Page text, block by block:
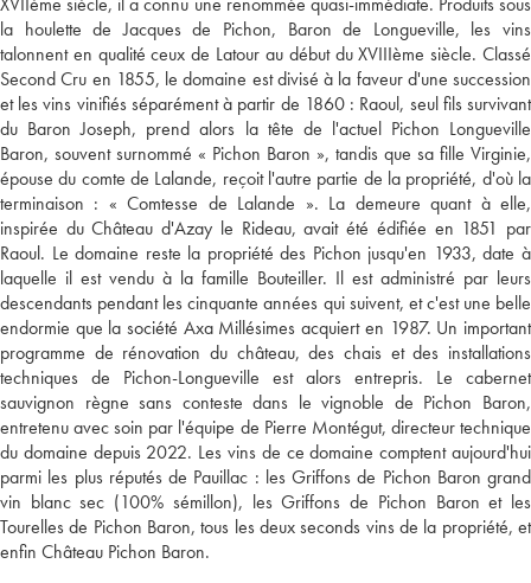
la houlette de Jacques de Pichon, Baron de Longueville, les vins
talonnent en qualité ceux de Latour au début du XVIIIème siècle. Classé
Second Cru en 1855, le domaine est divisé à la faveur d'une succession
et les vins vinifiés séparément à partir de 1860 : Raoul, seul fils survivant
du Baron Joseph, prend alors la tête de l'actuel Pichon Longueville
Baron, souvent surnommé « Pichon Baron », tandis que sa fille Virginie,
épouse du comte de Lalande, reçoit l'autre partie de la propriété, d'où la
terminaison : « Comtesse de Lalande ». La demeure quant à elle,
inspirée du Château d'Azay le Rideau, avait été édifiée en 1851 par
Raoul. Le domaine reste la propriété des Pichon jusqu'en 1933, date à
laquelle il est vendu à la famille Bouteiller. Il est administré par leurs
descendants pendant les cinquante années qui suivent, et c'est une belle
endormie que la société Axa Millésimes acquiert en 1987. Un important
programme de rénovation du château, des chais et des installations
techniques de Pichon-Longueville est alors entrepris. Le cabernet
sauvignon règne sans conteste dans le vignoble de Pichon Baron,
entretenu avec soin par l'équipe de Pierre Montégut, directeur technique
du domaine depuis 2022. Les vins de ce domaine comptent aujourd'hui
parmi les plus réputés de Pauillac : les Griffons de Pichon Baron grand
vin blanc sec (100% sémillon), les Griffons de Pichon Baron et les
Tourelles de Pichon Baron, tous les deux seconds vins de la propriété, et
enfin Château Pichon Baron.